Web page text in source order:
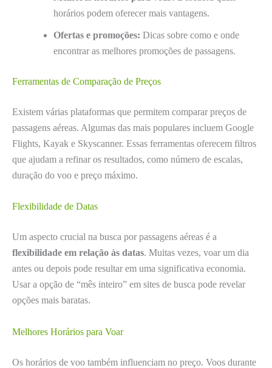
horários podem oferecer mais vantagens.
Ofertas e promoções: Dicas sobre como e onde
encontrar as melhores promoções de passagens.
Ferramentas de Comparação de Preços
Existem várias plataformas que permitem comparar preços de
passagens aéreas. Algumas das mais populares incluem Google
Flights, Kayak e Skyscanner. Essas ferramentas oferecem filtros
que ajudam a refinar os resultados, como número de escalas,
duração do voo e preço máximo.
Flexibilidade de Datas
Um aspecto crucial na busca por passagens aéreas é a
flexibilidade em relação às datas. Muitas vezes, voar um dia
antes ou depois pode resultar em uma significativa economia.
Usar a opção de “mês inteiro” em sites de busca pode revelar
opções mais baratas.
Melhores Horários para Voar
Os horários de voo também influenciam no preço. Voos durante